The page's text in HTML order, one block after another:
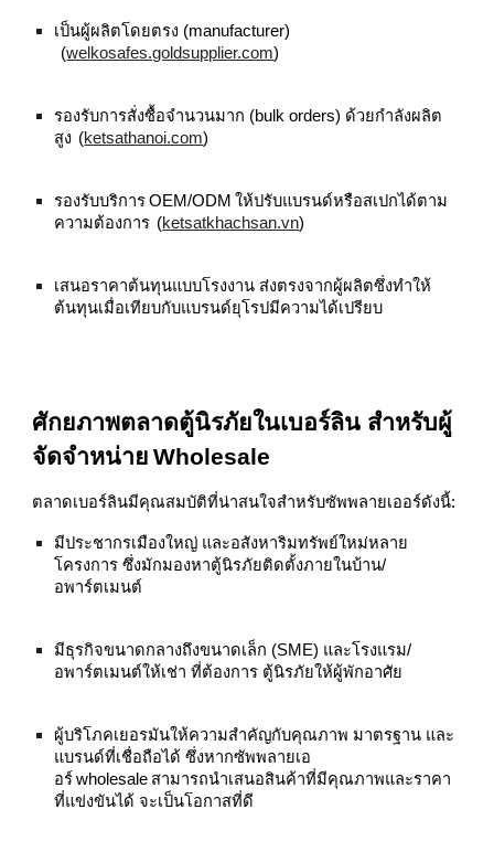
เป็นผู้ผลิตโดยตรง (manufacturer)
(welkosafes.goldsupplier.com)
รองรับการสั่งซื้อจำนวนมาก (bulk orders) ด้วยกำลังผลิต
สูง (ketsathanoi.com)
รองรับบริการ OEM/ODM ให้ปรับแบรนด์หรือสเปกได้ตาม
ความต้องการ (ketsatkhachsan.vn)
เสนอราคาต้นทุนแบบโรงงาน ส่งตรงจากผู้ผลิตซึ่งทำให้
ต้นทุนเมื่อเทียบกับแบรนด์ยุโรปมีความได้เปรียบ
ศักยภาพตลาดตู้นิรภัยในเบอร์ลิน สำหรับผู้
จัดจำหน่าย Wholesale
ตลาดเบอร์ลินมีคุณสมบัติที่น่าสนใจสำหรับซัพพลายเออร์ดังนี้:
มีประชากรเมืองใหญ่ และอสังหาริมทรัพย์ใหม่หลาย
โครงการ ซึ่งมักมองหาตู้นิรภัยติดตั้งภายในบ้าน/
อพาร์ตเมนต์
มีธุรกิจขนาดกลางถึงขนาดเล็ก (SME) และโรงแรม/
อพาร์ตเมนต์ให้เช่า ที่ต้องการ ตู้นิรภัยให้ผู้พักอาศัย
ผู้บริโภคเยอรมันให้ความสำคัญกับคุณภาพ มาตรฐาน และ
แบรนด์ที่เชื่อถือได้ ซึ่งหากซัพพลายเอ
อร์ wholesale สามารถนำเสนอสินค้าที่มีคุณภาพและราคา
ที่แข่งขันได้ จะเป็นโอกาสที่ดี